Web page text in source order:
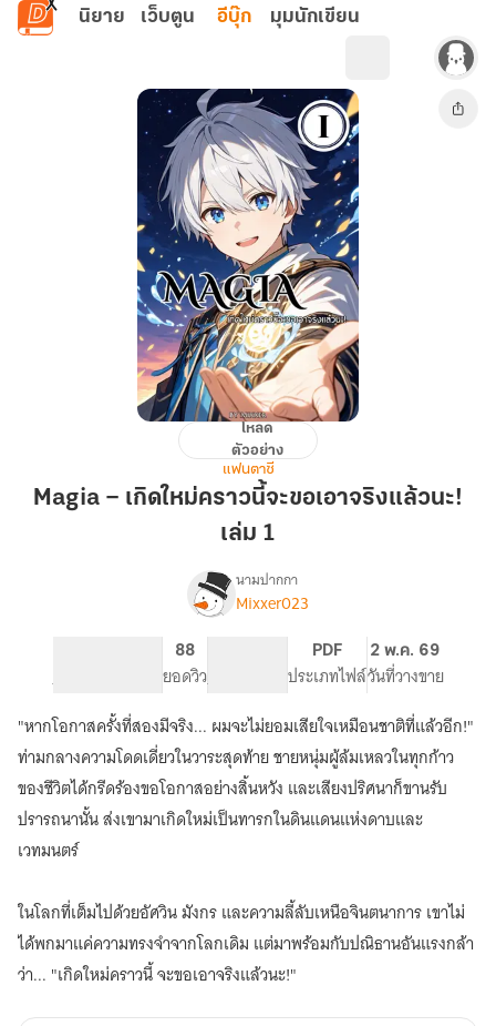
ข้ามไปยังเนื้อหาหลัก
นิยาย เว็บตูน อีบุ๊ก มุมนักเขียน
Magia
เกิด
จริง
แล้ว
นะ!
เล่ม
1
โหลด
ตัวอย่าง
แฟนตาซี
Magia – เกิดใหม่คราวนี้จะขอเอาจริงแล้วนะ!
เล่ม 1
เรื่องMagia
นี้
จะ
ขอ
เอา
แล้ว
นามปากกา
Mixxer023
จำนวนหน้า (A5)
88
ยอดวิวระดับเนื้อหา
PDF
ประเภทไฟล์
2 พ.ค. 69
วันที่วางขาย
"หากโอกาสครั้งที่สองมีจริง... ผมจะไม่ยอมเสียใจเหมือนชาติที่แล้วอีก!"
ท่ามกลางความโดดเดี่ยวในวาระสุดท้าย ชายหนุ่มผู้ล้มเหลวในทุกก้าว
ของชีวิตได้กรีดร้องขอโอกาสอย่างสิ้นหวัง และเสียงปริศนาก็ขานรับ
ปรารถนานั้น ส่งเขามาเกิดใหม่เป็นทารกในดินแดนแห่งดาบและ
เวทมนตร์
ในโลกที่เต็มไปด้วยอัศวิน มังกร และความลี้ลับเหนือจินตนาการ เขาไม่
ได้พกมาแค่ความทรงจำจากโลกเดิม แต่มาพร้อมกับปณิธานอันแรงกล้า
ว่า... "เกิดใหม่คราวนี้ จะขอเอาจริงแล้วนะ!"